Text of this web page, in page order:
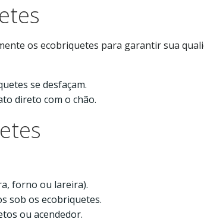
os ecobriquetes para garantir sua
se desfaçam.
direto com o chão.
forno ou lareira).
sob os ecobriquetes.
ou acendedor.